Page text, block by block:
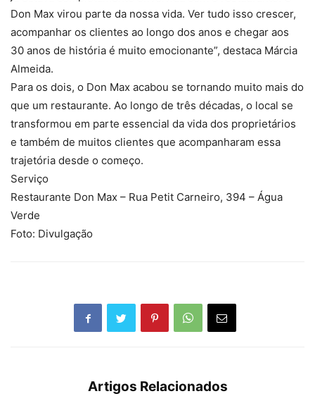
Don Max virou parte da nossa vida. Ver tudo isso crescer,
acompanhar os clientes ao longo dos anos e chegar aos
30 anos de história é muito emocionante”, destaca Márcia
Almeida.
Para os dois, o Don Max acabou se tornando muito mais do
que um restaurante. Ao longo de três décadas, o local se
transformou em parte essencial da vida dos proprietários
e também de muitos clientes que acompanharam essa
trajetória desde o começo.
Serviço
Restaurante Don Max – Rua Petit Carneiro, 394 – Água
Verde
Foto: Divulgação
Artigos Relacionados